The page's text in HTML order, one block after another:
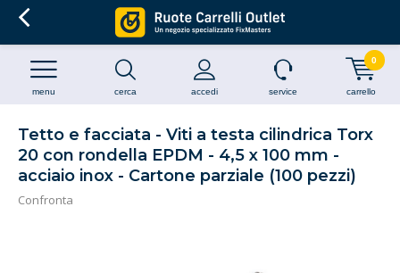
cerca accedi
menu service carrello
0
Tetto e facciata - Viti a testa cilindrica Torx
20 con rondella EPDM - 4,5 x 100 mm -
acciaio inox - Cartone parziale (100 pezzi)
Confronta